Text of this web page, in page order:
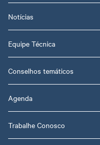
Notícias
Equipe Técnica
Conselhos temáticos
Agenda
Trabalhe Conosco